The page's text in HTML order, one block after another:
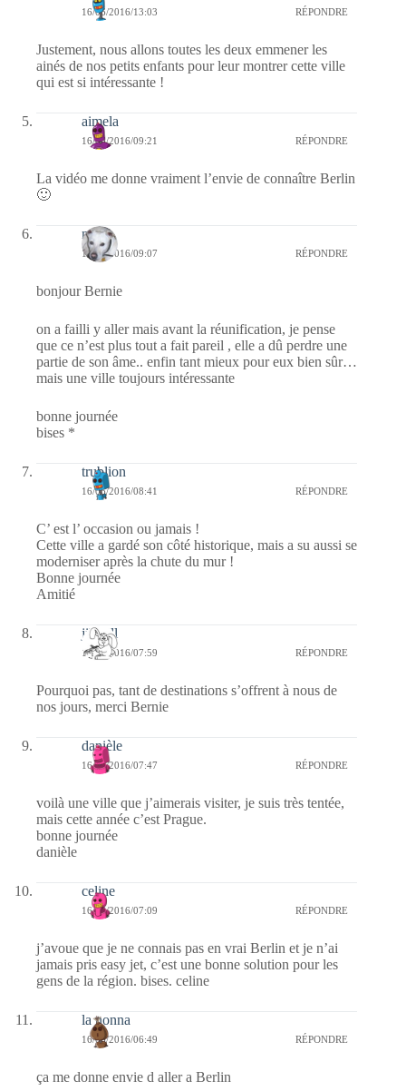
16/06/2016/13:03 RÉPONDRE
Justement, nous allons toutes les deux emmener les
ainés de nos petits enfants pour leur montrer cette ville
qui est si intéressante !
aimela
16/06/2016/09:21 RÉPONDRE
La vidéo me donne vraiment l’envie de connaître Berlin
🙂
nays
16/06/2016/09:07 RÉPONDRE
bonjour Bernie
on a failli y aller mais avant la réunification, je pense
que ce n’est plus tout a fait pareil , elle a dû perdre une
partie de son âme.. enfin tant mieux pour eux bien sûr…
mais une ville toujours intéressante
bonne journée
bises *
trublion
16/06/2016/08:41 RÉPONDRE
C’ est l’ occasion ou jamais !
Cette ville a gardé son côté historique, mais a su aussi se
moderniser après la chute du mur !
Bonne journée
Amitié
jill bill
16/06/2016/07:59 RÉPONDRE
Pourquoi pas, tant de destinations s’offrent à nous de
nos jours, merci Bernie
danièle
16/06/2016/07:47 RÉPONDRE
voilà une ville que j’aimerais visiter, je suis très tentée,
mais cette année c’est Prague.
bonne journée
danièle
celine
16/06/2016/07:09 RÉPONDRE
j’avoue que je ne connais pas en vrai Berlin et je n’ai
jamais pris easy jet, c’est une bonne solution pour les
gens de la région. bises. celine
la nonna
16/06/2016/06:49 RÉPONDRE
ça me donne envie d aller a Berlin